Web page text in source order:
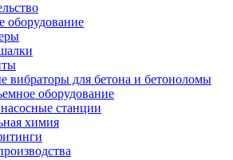
оборудование
вибраторы для бетона и бетоноломы
оборудование
станции
химия